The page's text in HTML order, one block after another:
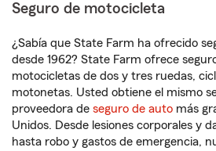
Seguro de motocicleta
¿Sabía que State Farm ha ofrecido
desde 1962? State Farm ofrece
motocicletas de dos y tres ruedas,
motonetas. Usted obtiene el mismo
proveedora de seguro de auto más
Unidos. Desde lesiones corporales y
hasta robo y gastos de emergencia,